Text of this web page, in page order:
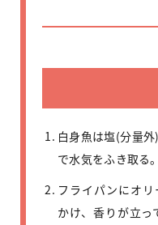
白身魚は塩(分量
で水気をふき取る。
フライパンにオ
かけ、香りが立